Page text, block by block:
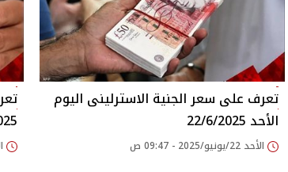
تعرف على سعر الجنية الاسترلينى اليوم
الأحد 22/6/2025
الأحد 22/يونيو/2025 - 09:47 ص